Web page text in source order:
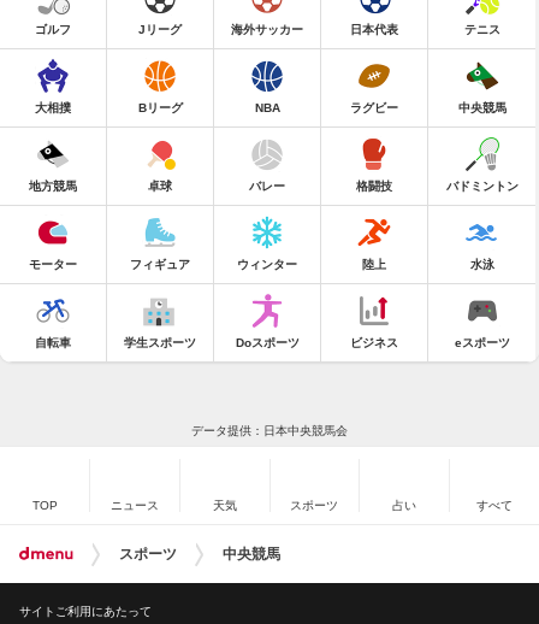
ゴルフ Jリーグ 海外サッカー 日本代表 テニス
大相撲 Bリーグ NBA ラグビー 中央競馬
地方競馬 卓球 バレー 格闘技 バドミントン
モーター フィギュア ウィンター 陸上 水泳
自転車 学生スポーツ Doスポーツ ビジネス eスポーツ
データ提供：日本中央競馬会
TOP ニュース 天気 スポーツ 占い すべて
スポーツ 中央競馬
サイトご利用にあたって